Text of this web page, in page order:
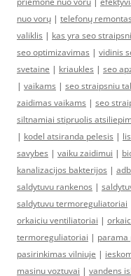
nuo vorų | telefonų remontas
valiklis | kas yra seo
seo optimizavimas | vidinis
svetaine | kriaukles | seo
| vaikams | seo straipsniu
zaidimas vaikams | seo
siltnamiai stipruolis
| kodel atsiranda pelesis |
savybes | vaiku zaidimui |
kanalizacijos bakterijos |
saldytuvu rankenos |
saldytuvu termoreguliatoriai
orkaiciu ventiliatoriai |
termoreguliatoriai | parama
pasirinkimas vilniuje |
masinu voztuvai | vandens